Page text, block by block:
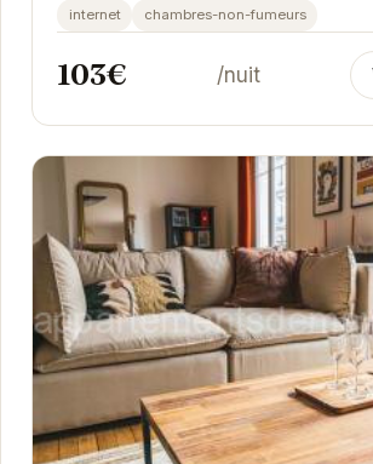
contemporaine. Chaque chambre est
soigneusement décorée et équipée...
internet chambres-non-fumeurs
103€ /nuit